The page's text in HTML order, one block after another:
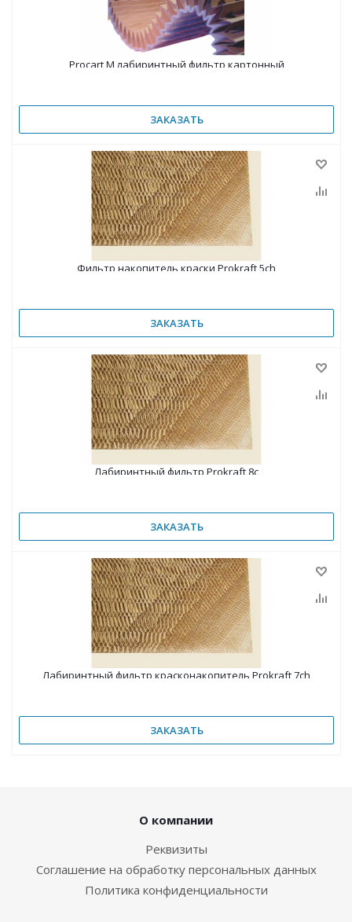
Procart M лабиринтный фильтр картонный
ЗАКАЗАТЬ
Фильтр накопитель краски Prokraft 5ch
ЗАКАЗАТЬ
Лабиринтный фильтр Prokraft 8c
ЗАКАЗАТЬ
Лабиринтный фильтр красконакопитель Prokraft 7ch
ЗАКАЗАТЬ
О компании
Реквизиты
Соглашение на обработку персональных данных
Политика конфиденциальности